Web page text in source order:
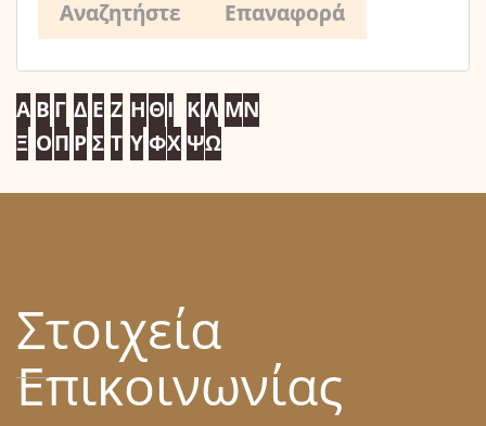
Α Β Γ Δ Ε Ζ ΗΘΙ ΚΛ ΜΝ
Ξ ΟΠ Ρ Σ Τ Υ ΦΧ ΨΩ
Στοιχεία
Επικοινωνίας